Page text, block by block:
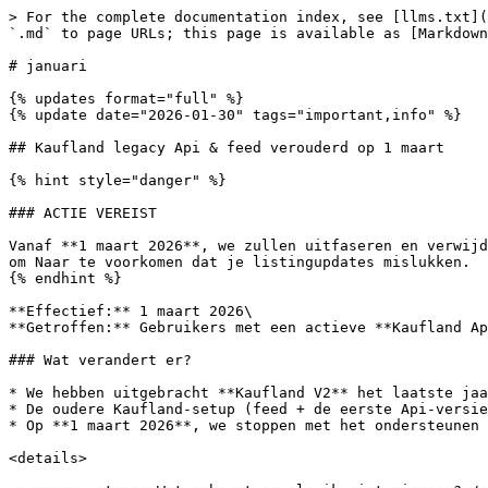
> For the complete documentation index, see [llms.txt](https://helpcenter.channable.com/llms.txt). Markdown versions of documentation pages are available by appending `.md` to page URLs; this page is available as [Markdown](https://helpcenter.channable.com/changelog/changelog-nl/2026/januari.md).

# januari

{% updates format="full" %}
{% update date="2026-01-30" tags="important,info" %}

## Kaufland legacy Api & feed verouderd op 1 maart

{% hint style="danger" %}

### ACTIE VEREIST

Vanaf **1 maart 2026**, we zullen uitfaseren en verwijderen de **legacy Kaufland-integratie** (feed + Kaufland Api V1). Migreer Naar **Kaufland V2** vóór deze datum om Naar te voorkomen dat je listingupdates mislukken.
{% endhint %}

**Effectief:** 1 maart 2026\
**Getroffen:** Gebruikers met een actieve **Kaufland Api V1** en/of legacy **Kaufland-feed**

### Wat verandert er?

* We hebben uitgebracht **Kaufland V2** het laatste jaar.
* De oudere Kaufland-setup (feed + de eerste Api-versie) is verouderd.
* Op **1 maart 2026**, we stoppen met het ondersteunen ervan en verwijderen het vanuit Channable.

<details>

<summary><strong>Wat gebeurt er als ik niet migreer?</strong></summary>

**Na 1 maart 2026**

* Je oude Kaufland-kanaal/feed kan stoppen met het synchroniseren van updates (voorraad, prijs, enz.).
* We bieden geen technische ondersteuning of hulp bij problemen voor de oude versie.
* Gemiste updates kunnen leiden tot uitval van je listings en gemiste verkopen.

</details>

### Wat je moet doen

Volg de stappen in onze [handleiding voor Kaufland V2-migratie](/list-advertise/list-and-advertise-nl/verkopen-op-marktplaatsen/kaufland/hoe-je-een-kaufland-kanaal-api-v2-instelt.md).

{% hint style="warning" %}
Als de migratie herhaaldelijk mislukt, [neem contact op met Support](https://helpcenter.channable.com/hc/en-us/articles/360016311759-How-can-I-contact-Channable). Voeg alsjeblieft je project- en kanaalnaam toe aan je bericht.
{% endhint %}
{% endupdate %}

{% update date="2026-01-29" tags="improvement,info" %}

## Het Help Center heeft een nieuwe look!

We hebben het Help Center vernieuwd! Je merkt misschien dat dingen op nieuwe plekken staan. Gedurende 2026 blijven we de content verbeteren en reorganiseren. Zo vind je je weg Naar het nieuwe Help Center:

* **Zoekfunctie**: gebruik de zoekbalk om snel onderwerpen te vinden.
* **Tabbladen**: Blader op de homepage door de Categorieën voor relevante secties.
* **Updates in de Changelog**: Bekijk recente wijzigingen en nieuwe content in het Changelog-tabblad - daar ben je nu!

Blijf op de hoogte van meer verbeteringen terwijl we je ervaring blijven verbeteren!

### gebruik de nieuwe navigatie

Ons Help Center is georganiseerd in secties die de fasen van werken met Channable weerspiegelen.

Je navigeert misschien tussen secties, en dat is helemaal prima! Deze hoofdsecties zijn toegankelijk bovenaan, onder de zoekbalk.

Binnen een sectie: gebruik de navigatiebalk links. Naar subsecties en artikelen kun je eenvoudig doorklikken.

Zowel de [zoekfunctie](#search-for-an-article) en [GitBook Assistant ](#searching-for-an-answer-using-the-gitbook-assistant)zal in alle secties zoeken om de beste antwoorden op je vragen te geven.

### Zoek naar een artikel

De zoekbalk